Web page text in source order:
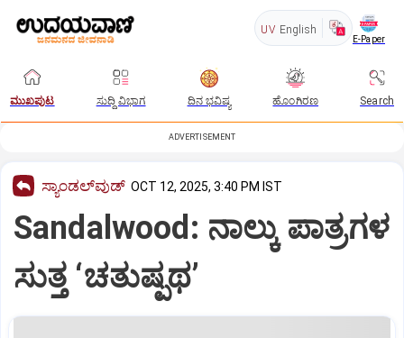
UV English
E-Paper
ಮುಖಪುಟ ಸುದ್ದಿ ವಿಭಾಗ ದಿನ ಭವಿಷ್ಯ ಹೊಂಗಿರಣ Search
ADVERTISEMENT
ಸ್ಯಾಂಡಲ್‌ವುಡ್‌ OCT 12, 2025, 3:40 PM IST
Sandalwood: ನಾಲ್ಕು ಪಾತ್ರಗಳ
ಸುತ್ತ ‘ಚತುಷ್ಪಥ’